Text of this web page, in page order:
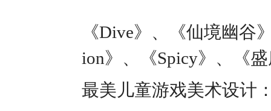
《Dive》、《仙境幽谷
ion》、《Spicy》、《
最美儿童游戏美术设计